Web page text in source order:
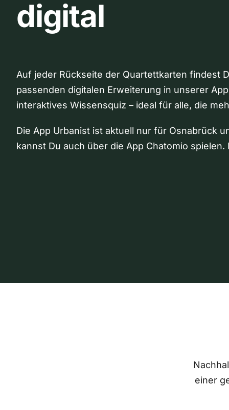
digital
Auf jeder Rückseite der Quartettkarten findest
passenden digitalen Erweiterung in unserer
interaktives Wissensquiz – ideal für alle, die
Die App Urbanist ist aktuell nur für Osnabrück
kannst Du auch über die App Chatomio
einer